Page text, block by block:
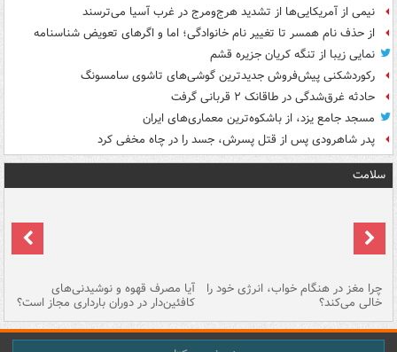
نیمی از آمریکایی‌ها از تشدید هرج‌ومرج در غرب آسیا می‌ترسند
از حذف نام همسر تا تغییر نام خانوادگی؛ اما و اگرهای تعویض شناسنامه
نمایی زیبا از تنگه کریان جزیره قشم
رکوردشکنی پیش‌فروش جدیدترین گوشی‌های تاشوی سامسونگ
حادثه غرق‌شدگی در طاقانک ۲ قربانی گرفت
مسجد جامع یزد، از باشکوه‌ترین معماری‌های ایران
پدر شاهرودی پس از قتل پسرش، جسد را در چاه مخفی کرد
سلامت
چرا مغز در هنگام خواب، انرژی خود را
خالی می‌کند؟
آیا مصرف قهوه و نوشیدنی‌های
کافئین‌دار در دوران بارداری مجاز است؟